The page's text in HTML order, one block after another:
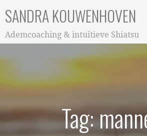
naar
de
inhoud
SANDRA KOUWENHOVEN
Ademcoaching & intuïtieve Shiatsu
Tag: